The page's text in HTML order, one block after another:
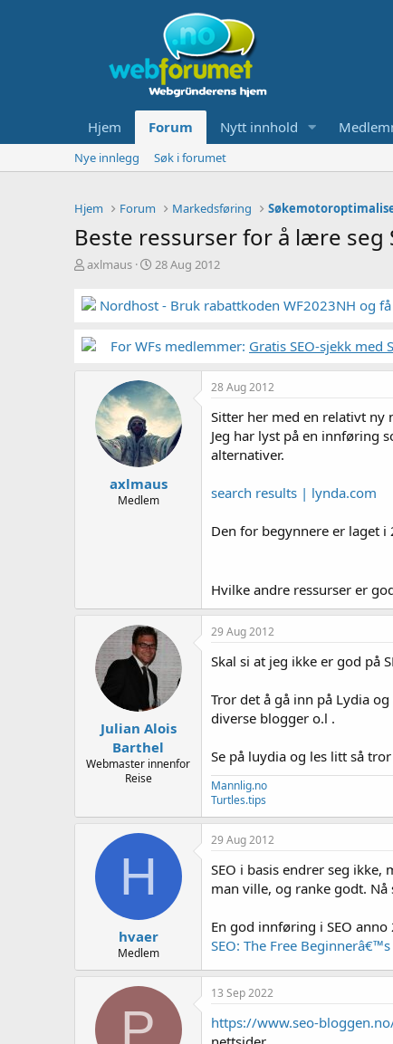
Hjem Forum Nytt innhold
Nye innlegg Søk i forumet
Hjem Forum Markedsføring
Beste ressurser for å lære seg
T
å
d
t
axlmaus
S
r
d
o
28 Aug 2012
Nordhost - Bruk rabattkoden WF2023NH og få
For WFs medlemmer: Gratis SEO-sjekk med
axlmaus
Medlem
28 Aug 2012
Sitter her med en relativt ny
Jeg har lyst på en innføring
alternativer.
search results | lynda.com
Den for begynnere er laget
Hvilke andre ressurser er
Julian Alois
Barthel
Webmaster innenfor
Reise
29 Aug 2012
Skal si at jeg ikke er god på
Tror det å gå inn på Lydia
diverse blogger o.l .
Se på luydia og les litt så
Mannlig.no
Turtles.tips
H
hvaer
Medlem
29 Aug 2012
SEO i basis endrer seg
man ville, og ranke godt.
En god innføring i SEO
SEO: The Free
P
13 Sep 2022
https://www.seo-